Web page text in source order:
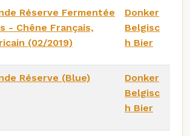
Réserve Fermentée
- Chêne Français,
(02/2019)
Donker
Belgisc
h Bier
Réserve (Blue)
Donker
Belgisc
h Bier